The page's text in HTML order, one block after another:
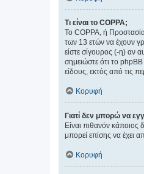
Τι είναι το COPPA;
Το COPPA, ή
των 13 ετών να έχουν
είστε σίγουρος (-η) αν
σημειώστε ότι το
είδους, εκτός από τις
Κορυφή
Γιατί δεν μπορώ να
Είναι πιθανόν κάποιος
μπορεί επίσης να έχει
Κορυφή